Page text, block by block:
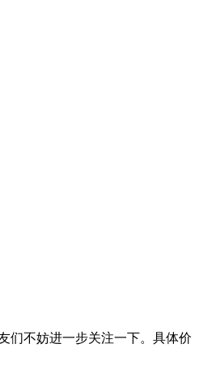
们不妨进一步关注一下。具体价